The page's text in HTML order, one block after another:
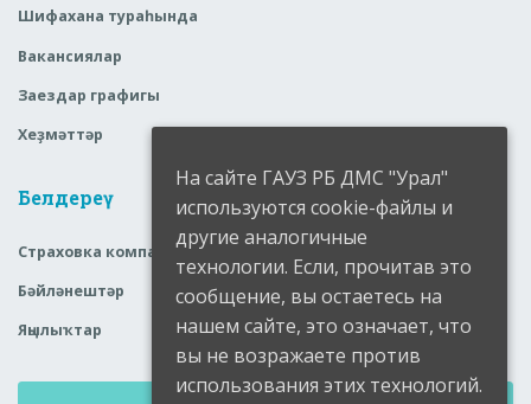
Шифахана тураһында
Вакансиялар
Заездар графигы
Хеҙмәттәр
Белдереү
Страховка компаниялары
Бәйләнештәр
Яңылыҡтар
На сайте ГАУЗ РБ ДМС "Урал"
используются cookie-файлы и
другие аналогичные
технологии. Если, прочитав это
сообщение, вы остаетесь на
нашем сайте, это означает, что
вы не возражаете против
использования этих технологий.